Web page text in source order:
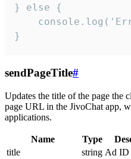
} else {
}
sendPageTitle#
Updates the title of the page the
page URL in the JivoChat app,
applications.
Name Type
title
string Ad ID